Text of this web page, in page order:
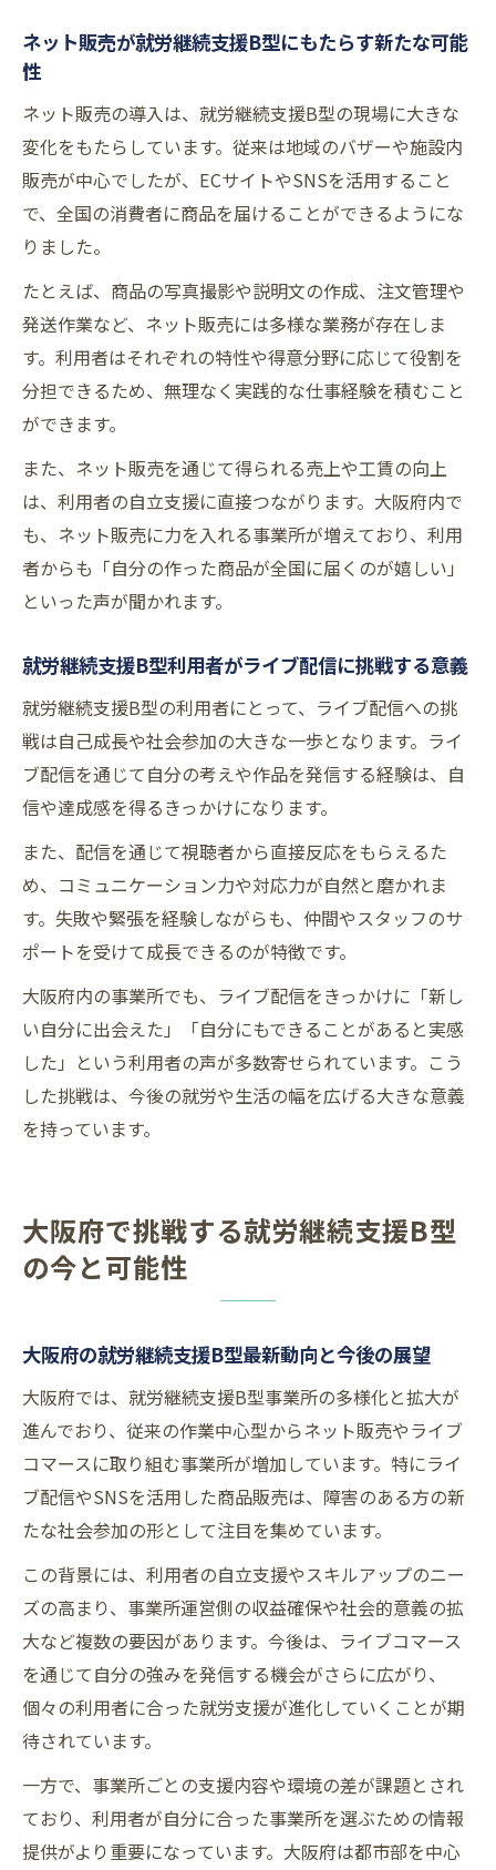
ネット販売で得られるスキルとその活かし
方
就労継続支援B型利用者のための販売戦略の
考え方
自立支援につながるネット販売の実践ポイ
ント
ネット販売が就労継続支援B型にもたらす新たな可能
性
ネット販売の導入は、就労継続支援B型の現場に大きな
変化をもたらしています。従来は地域のバザーや施設内
販売が中心でしたが、ECサイトやSNSを活用すること
で、全国の消費者に商品を届けることができるようにな
りました。
たとえば、商品の写真撮影や説明文の作成、注文管理や
発送作業など、ネット販売には多様な業務が存在しま
す。利用者はそれぞれの特性や得意分野に応じて役割を
分担できるため、無理なく実践的な仕事経験を積むこと
ができます。
また、ネット販売を通じて得られる売上や工賃の向上
は、利用者の自立支援に直接つながります。大阪府内で
も、ネット販売に力を入れる事業所が増えており、利用
者からも「自分の作った商品が全国に届くのが嬉しい」
といった声が聞かれます。
就労継続支援B型利用者がライブ配信に挑戦する意義
就労継続支援B型の利用者にとって、ライブ配信への挑
戦は自己成長や社会参加の大きな一歩となります。ライ
ブ配信を通じて自分の考えや作品を発信する経験は、自
信や達成感を得るきっかけになります。
また、配信を通じて視聴者から直接反応をもらえるた
め、コミュニケーション力や対応力が自然と磨かれま
す。失敗や緊張を経験しながらも、仲間やスタッフのサ
ポートを受けて成長できるのが特徴です。
大阪府内の事業所でも、ライブ配信をきっかけに「新し
い自分に出会えた」「自分にもできることがあると実感
した」という利用者の声が多数寄せられています。こう
した挑戦は、今後の就労や生活の幅を広げる大きな意義
を持っています。
大阪府で挑戦する就労継続支援B型
の今と可能性
大阪府の就労継続支援B型最新動向と今後の展望
大阪府では、就労継続支援B型事業所の多様化と拡大が
進んでおり、従来の作業中心型からネット販売やライブ
コマースに取り組む事業所が増加しています。特にライ
ブ配信やSNSを活用した商品販売は、障害のある方の新
たな社会参加の形として注目を集めています。
この背景には、利用者の自立支援やスキルアップのニー
ズの高まり、事業所運営側の収益確保や社会的意義の拡
大など複数の要因があります。今後は、ライブコマース
を通じて自分の強みを発信する機会がさらに広がり、
個々の利用者に合った就労支援が進化していくことが期
待されています。
一方で、事業所ごとの支援内容や環境の差が課題とされ
ており、利用者が自分に合った事業所を選ぶための情報
提供がより重要になっています。大阪府は都市部を中心